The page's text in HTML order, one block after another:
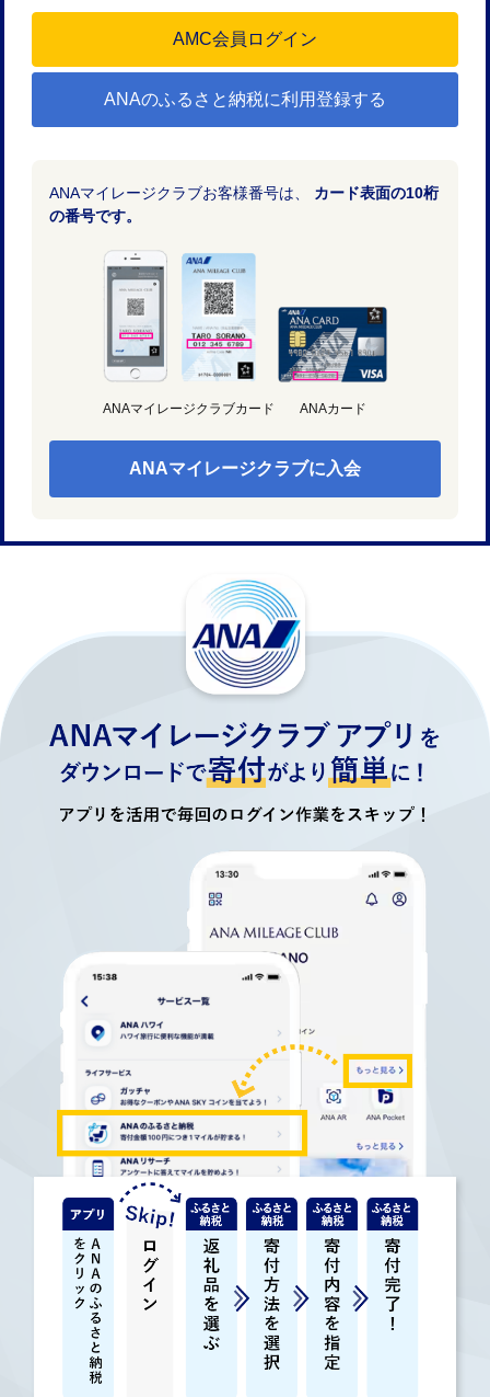
ANAのふるさと納税に利用登録する
ANAマイレージクラブお客様番号は、 カード表面の10桁
の番号です。
ANAマイレージクラブカード ANAカード
ANAマイレージクラブに入会